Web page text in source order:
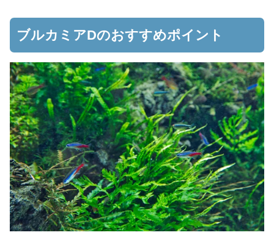
ブルカミアDのおすすめポイント